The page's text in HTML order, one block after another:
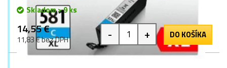
Skladom > 9 ks
14,55 €
11,83 € bez DPH - + DO KOŠÍKA